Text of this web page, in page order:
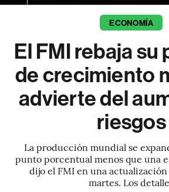
ECONOMÍA
El FMI rebaja su
de crecimiento
advierte del
riesgos
La producción mundial se
punto porcentual menos que una
dijo el FMI en una
martes. Los